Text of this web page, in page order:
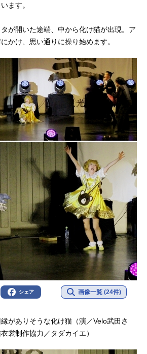
ます。
が開いた途端、中から化け猫が出現。ア
かけ、思い通りに操り始めます。
シェア 画像一覧 (24件)
がありそうな化け猫（演／Velo武田さ
裳制作協力／タダカイエ）